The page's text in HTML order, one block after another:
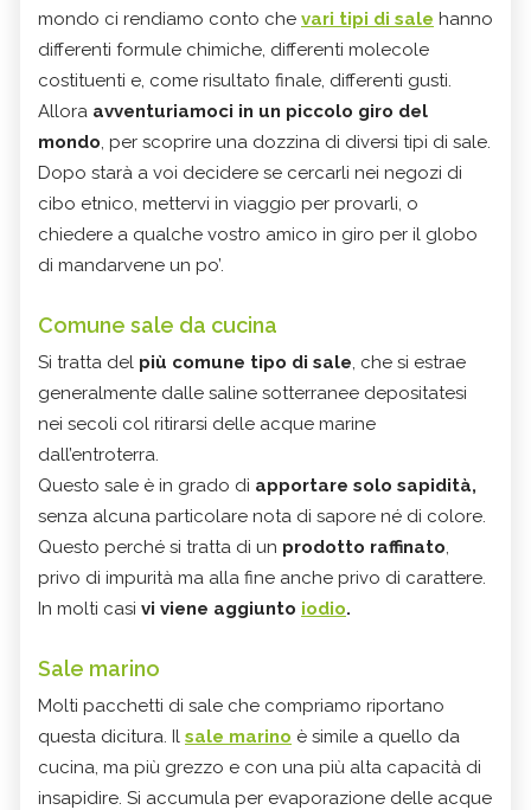
mondo ci rendiamo conto che vari tipi di sale hanno
differenti formule chimiche, differenti molecole
costituenti e, come risultato finale, differenti gusti.
Allora avventuriamoci in un piccolo giro del
mondo, per scoprire una dozzina di diversi tipi di sale.
Dopo starà a voi decidere se cercarli nei negozi di
cibo etnico, mettervi in viaggio per provarli, o
chiedere a qualche vostro amico in giro per il globo
di mandarvene un po’.
Comune sale da cucina
Si tratta del più comune tipo di sale, che si estrae
generalmente dalle saline sotterranee depositatesi
nei secoli col ritirarsi delle acque marine
dall’entroterra.
Questo sale è in grado di apportare solo sapidità,
senza alcuna particolare nota di sapore né di colore.
Questo perché si tratta di un prodotto raffinato,
privo di impurità ma alla fine anche privo di carattere.
In molti casi vi viene aggiunto iodio.
Sale marino
Molti pacchetti di sale che compriamo riportano
questa dicitura. Il sale marino è simile a quello da
cucina, ma più grezzo e con una più alta capacità di
insapidire. Si accumula per evaporazione delle acque